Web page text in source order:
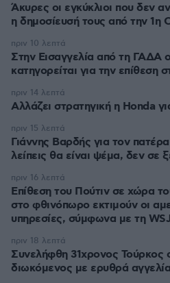
Άκυρες οι εγκύκλιοι που δεν
η δημοσίευσή τους από την 1η
Στην Εισαγγελία από τη ΓΑΔΑ
κατηγορείται για την επίθεση
πριν 10 λεπτά
Αλλάζει στρατηγική η Honda
πριν 14 λεπτά
Γιάννης Βαρδής για τον
λείπεις θα είναι ψέμα, δεν σε
πριν 15 λεπτά
Επίθεση του Πούτιν σε χώρα
στο φθινόπωρο εκτιμούν οι
υπηρεσίες, σύμφωνα με τη WSJ
πριν 16 λεπτά
Συνελήφθη 31χρονος Τούρκος
διωκόμενος με ερυθρά αγγελία
πριν 18 λεπτά